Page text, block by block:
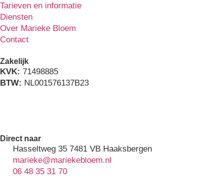
Tarieven en informatie
Diensten
Over Marieke Bloem
Contact
Zakelijk
KVK: 71498885
BTW: NL001576137B23
Direct naar
Hasseltweg 35 7481 VB Haaksbergen
marieke@mariekebloem.nl
06 48 35 31 70